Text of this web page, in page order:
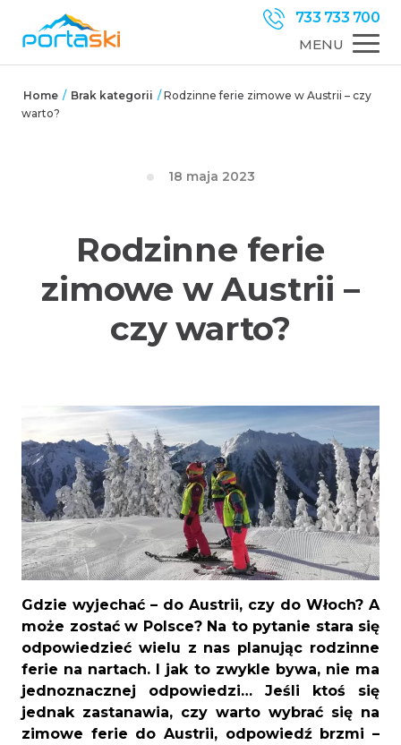
733 733 700
MENU
Home / Brak kategorii / Rodzinne ferie zimowe w Austrii – czy
warto?
18 maja 2023
Rodzinne ferie
zimowe w Austrii –
czy warto?
Gdzie wyjechać – do Austrii, czy do Włoch? A
może zostać w Polsce? Na to pytanie stara się
odpowiedzieć wielu z nas planując rodzinne
ferie na nartach. I jak to zwykle bywa, nie ma
jednoznacznej odpowiedzi… Jeśli ktoś się
jednak zastanawia, czy warto wybrać się na
zimowe ferie do Austrii, odpowiedź brzmi –